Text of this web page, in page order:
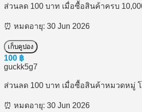
ส่วนลด 100 บาท เมื่อซื้อสินค้าครบ
⏰ หมดอายุ: 30 Jun 2026
เก็บคูปอง
100 ฿
guckk5g7
ส่วนลด 100 บาท เมื่อซื้อสินค้าหมวดหมู่
⏰ หมดอายุ: 30 Jun 2026